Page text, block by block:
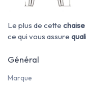
Le plus de cette
ce qui vous assure
Général
Marque